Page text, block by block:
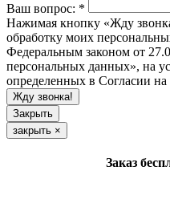
Ваш вопрос: *
Нажимая кнопку «Жду
обработку моих
Федеральным законом от
персональных данных», на
определенных в Согласии
Закрыть
закрыть ×
Заказ